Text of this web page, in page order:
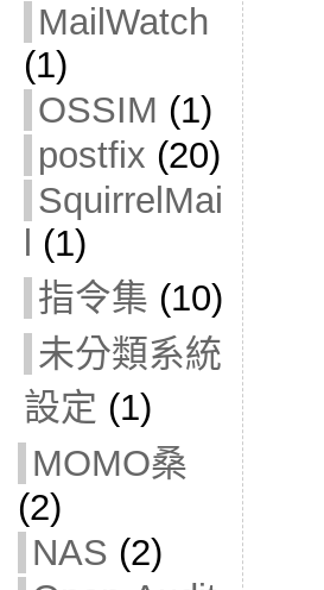
MailWatch
(1)
OSSIM (1)
postfix (20)
SquirrelMai
(1)
指令集 (10)
未分類系統
設定 (1)
MOMO桑
(2)
NAS (2)